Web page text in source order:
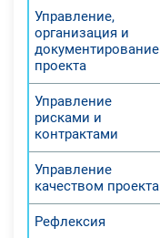
Управление,
организация и
документирование
проекта
Управление
рисками и
контрактами
Управление
качеством проекта
Рефлексия